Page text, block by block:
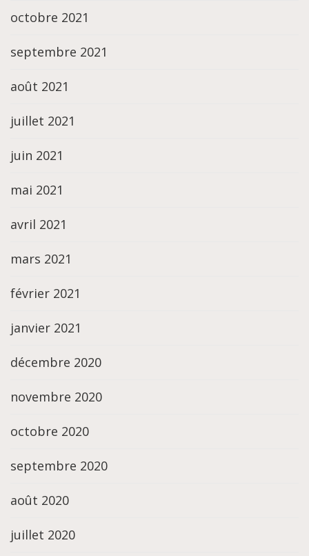
octobre 2021
septembre 2021
août 2021
juillet 2021
juin 2021
mai 2021
avril 2021
mars 2021
février 2021
janvier 2021
décembre 2020
novembre 2020
octobre 2020
septembre 2020
août 2020
juillet 2020